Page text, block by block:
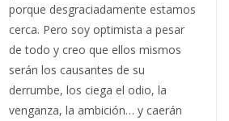
porque desgraciadamente estamos
cerca. Pero soy optimista a pesar
de todo y creo que ellos mismos
serán los causantes de su
derrumbe, los ciega el odio, la
venganza, la ambición… y caerán